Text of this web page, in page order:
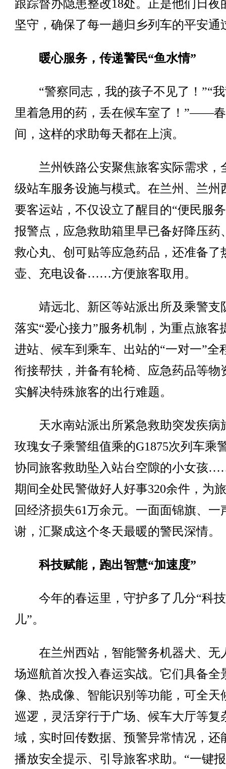
跟踪督办隐患整改18处。正是他们日夜
坚守，确保了每一趟归乡列车的平安通
暖心服务，传递警民“鱼水情”
“警察同志，我的孩子不见了！”“
里着急用的药，丢在候车室了！”——
间，这样的求助每天都在上演。
兰州铁路公安聚焦旅客实际需求，
级站车服务设施与模式。在兰州、兰州
要客运站，不仅设立了醒目的“便民服
报警点，应急救助箱里早已备好降压药
救心丸、创可贴等应急药品，还准备了
壶、充电设备……方便旅客取用。
靖远北、新区等站派出所及乘警支
落实“爱心接力”服务机制，为重点旅客
进站、候车到乘车、出站的“一对一”全
衔接帮扶，并备有轮椅、应急药品等物
实解决特殊旅客的出行难题。
天水南站派出所紧急救助突发疾病
玫瑰女子乘警组值乘的G1875次列车乘
协同旅客救助坠入站台空隙的小女孩
期间全处民警做好人好事320余件，为
回经济损失61万余元。一面面锦旗、一
谢，汇聚成这个冬天最暖的警民深情。
科技赋能，跑出智慧“加速度”
今年的春运里，守护多了几分“科
儿”。
在兰州西站，智能警务机器犬、无
场巡航首次投入春运实战。它们具备全
像、热成像、智能识别等功能，可全天
巡逻，灵活穿行于广场、候车大厅等复
域，实时回传数据、预警异常情况，还
播放安全提示、引导旅客求助。“一键